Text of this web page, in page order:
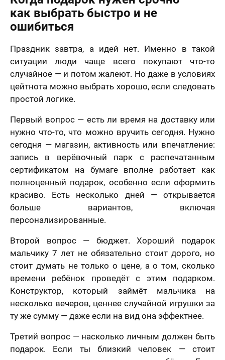
как выбрать быстро и не
ошибиться
Праздник завтра, а идей нет. Именно в такой
ситуации люди чаще всего покупают что-то
случайное — и потом жалеют. Но даже в условиях
цейтнота можно выбрать хорошо, если следовать
простой логике.
Первый вопрос — есть ли время на доставку или
нужно что-то, что можно вручить сегодня. Нужно
сегодня — магазин, активность или впечатление:
запись в верёвочный парк с распечатанным
сертификатом на бумаге вполне работает как
полноценный подарок, особенно если оформить
красиво. Есть несколько дней — открывается
больше вариантов, включая
персонализированные.
Второй вопрос — бюджет. Хороший подарок
мальчику 7 лет не обязательно стоит дорого, но
стоит думать не только о цене, а о том, сколько
времени ребёнок проведёт с этим подарком.
Конструктор, который займёт мальчика на
несколько вечеров, ценнее случайной игрушки за
ту же сумму — даже если на вид она эффектнее.
Третий вопрос — насколько личным должен быть
подарок. Если ты близкий человек — стоит